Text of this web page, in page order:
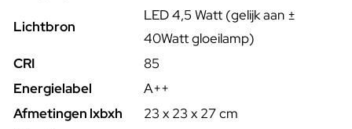
Lichtbron
LED 4,5 Watt (gelijk aan ±
40Watt gloeilamp)
CRI
85
Energielabel
A++
Afmetingen lxbxh
23 x 23 x 27 cm